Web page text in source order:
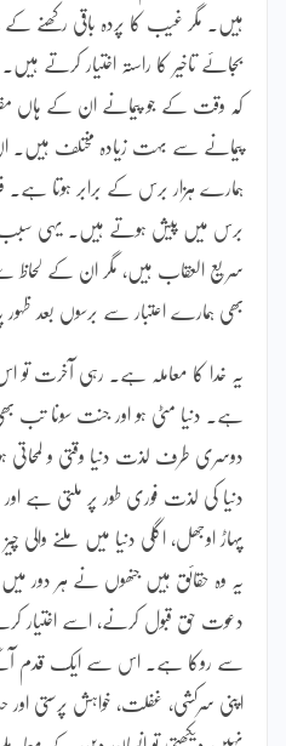
ہیں۔ مگر غیب کا پردہ باقی رکھنے کے
بجائے تاخیر کا راستہ اختیار
کہ وقت کے جو پیمانے ان کے ہاں
پیمانے سے بہت زیادہ مختلف ہیں۔
ہمارے ہزار برس کے برابر ہوتا ہے۔
برس میں پیش ہوتے ہیں۔ یہی سبب
سریع العقاب ہیں، مگر ان کے لحاظ
بھی ہمارے اعتبار سے برسوں بعد ظہور
یہ خدا کا معاملہ ہے۔ رہی آخرت تو
ہے۔ دنیا مٹی ہو اور جنت سونا تب
دوسری طرف لذت دنیا وقتی و لمحاتی
دنیا کی لذت فوری طور پر ملتی ہے
پہاڑ اوجھل، اگلی دنیا میں ملنے
یہ وہ حقائق ہیں جنھوں نے ہر دور میں
دعوت حق قبول کرنے، اسے اختیار
سے روکا ہے۔ اس سے ایک قدم آگے
اپنی سرکشی، غفلت، خواہش پرستی اور